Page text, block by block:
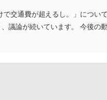
交通費が超えるし。」につい
議論が続いています。 今後の